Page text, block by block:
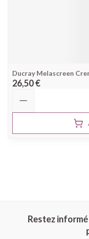
Ducray Melascreen
26,50 €
Restez